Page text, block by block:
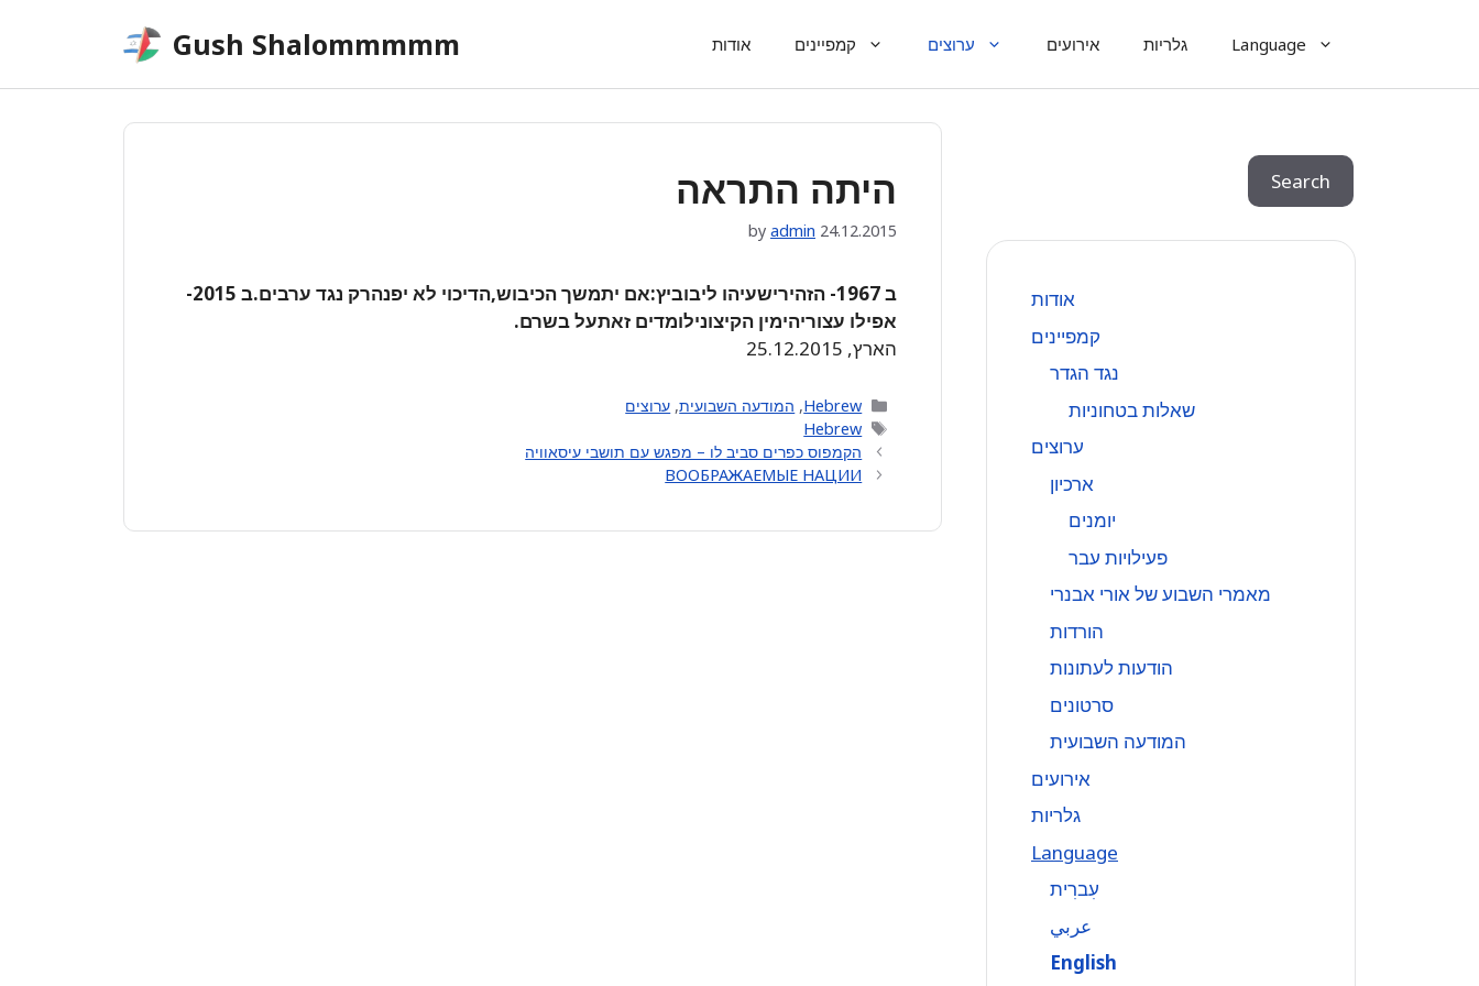
Gush Shalommmmm אודות קמפיינים ערוצים אירועים גלריות Language
היתה התראה
24.12.2015
by admin
ב 1967- הזהירישעיהו ליבוביץ:אם יתמשך הכיבוש,הדיכוי לא יפנהרק נגד ערבים.ב 2015-
אפילו עצוריהימין הקיצונילומדים זאתעל בשרם.
הארץ, 25.12.2015
Categories
Hebrew
, המודעה השבועית, ערוצים
Tags
Hebrew
הקמפוס כפרים סביב לו – מפגש עם תושבי עיסאוויה
ВООБРАЖАЕМЫЕ НАЦИИ
Search
אודות
קמפיינים
נגד הגדר
שאלות בטחוניות
ערוצים
ארכיון
יומנים
פעילויות עבר
מאמרי השבוע של אורי אבנרי
הורדות
הודעות לעתונות
סרטונים
המודעה השבועית
אירועים
גלריות
Language
עִברִית
عربي
English